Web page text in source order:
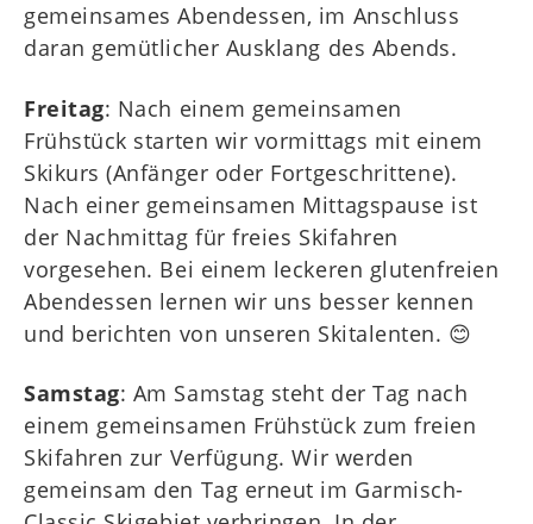
gemeinsames Abendessen, im Anschluss
daran gemütlicher Ausklang des Abends.
Freitag: Nach einem gemeinsamen
Frühstück starten wir vormittags mit einem
Skikurs (Anfänger oder Fortgeschrittene).
Nach einer gemeinsamen Mittagspause ist
der Nachmittag für freies Skifahren
vorgesehen. Bei einem leckeren glutenfreien
Abendessen lernen wir uns besser kennen
und berichten von unseren Skitalenten. 😊
Samstag: Am Samstag steht der Tag nach
einem gemeinsamen Frühstück zum freien
Skifahren zur Verfügung. Wir werden
gemeinsam den Tag erneut im Garmisch-